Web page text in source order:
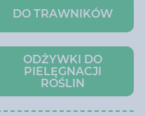
DO TRAWNIKÓW
ODŻYWKI DO
PIELĘGNACJI
ROŚLIN